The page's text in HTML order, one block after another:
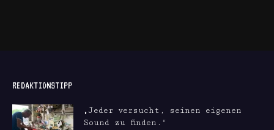
REDAKTIONSTIPP
„Jeder versucht, seinen eigenen
Sound zu finden.“